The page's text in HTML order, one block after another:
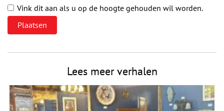
Vink dit aan als u op de hoogte gehouden wil worden.
Lees meer verhalen